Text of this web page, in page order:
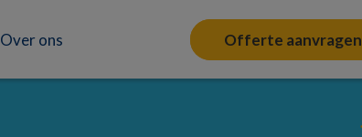
Over ons Offerte aanvragen